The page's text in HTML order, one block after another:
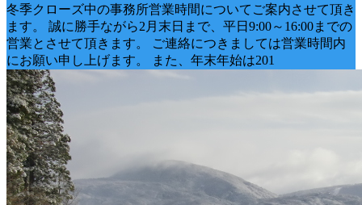
冬季クローズ中の事務所営業時間についてご案内させて頂き
ます。 誠に勝手ながら2月末日まで、平日9:00～16:00までの
営業とさせて頂きます。 ご連絡につきましては営業時間内
にお願い申し上げます。 また、年末年始は201